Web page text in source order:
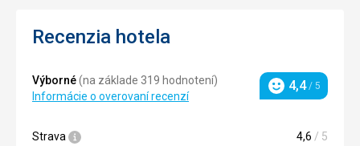
Recenzia hotela
Výborné(na základe 319 hodnotení)
Informácie o overovaní recenzí
Hodnotenie
4,4/ 5
Strava 4,6 / 5